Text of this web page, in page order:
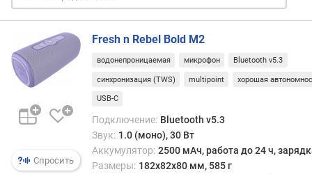
т
и
о
д
ш
е
х
Спросить
Fresh n Rebel Bold M2
водонепроницаемая микрофон Bluetooth v5.3
синхронизация (TWS) multipoint хорошая
USB-C
Подключение: Bluetooth v5.3
Звук: 1.0 (моно), 30 Вт
Аккумулятор: 2500 мАч, работа до 24 ч,
Размеры: 182х82х80 мм, 585 г